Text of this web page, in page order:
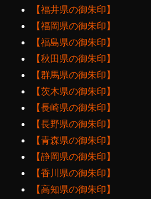
【福井県の御朱印】
【福岡県の御朱印】
【福島県の御朱印】
【秋田県の御朱印】
【群馬県の御朱印】
【茨木県の御朱印】
【長崎県の御朱印】
【長野県の御朱印】
【青森県の御朱印】
【静岡県の御朱印】
【香川県の御朱印】
【高知県の御朱印】